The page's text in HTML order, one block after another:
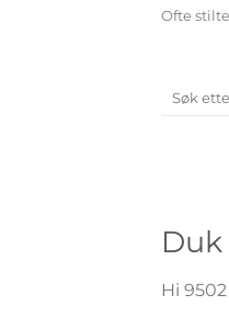
Ofte
etter:
Duk
Hi 9502